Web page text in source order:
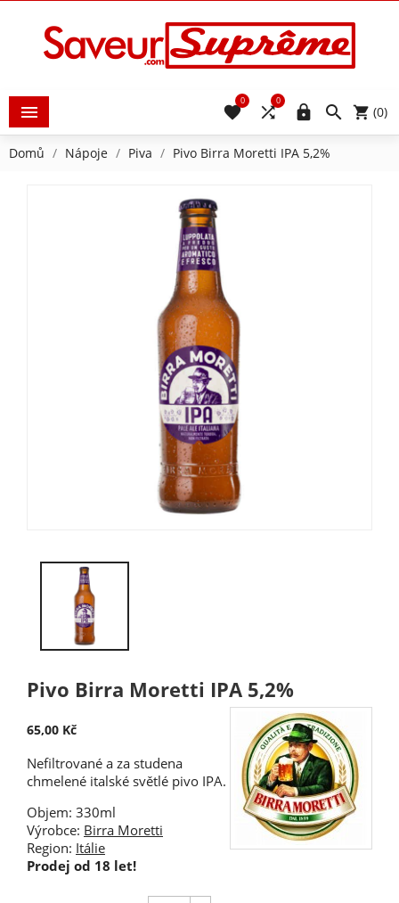
  (0)


0

0
Domů Nápoje Piva Pivo Birra Moretti IPA 5,2%
Pivo Birra Moretti IPA 5,2%
65,00 Kč
Nefiltrované a za studena
chmelené italské světlé pivo IPA.
Objem: 330ml
Výrobce: Birra Moretti
Region: Itálie
Prodej od 18 let!